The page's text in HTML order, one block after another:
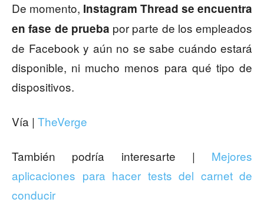
De momento, Instagram Thread se encuentra
en fase de prueba por parte de los empleados
de Facebook y aún no se sabe cuándo estará
disponible, ni mucho menos para qué tipo de
dispositivos.
Vía | TheVerge
También podría interesarte | Mejores
aplicaciones para hacer tests del carnet de
conducir